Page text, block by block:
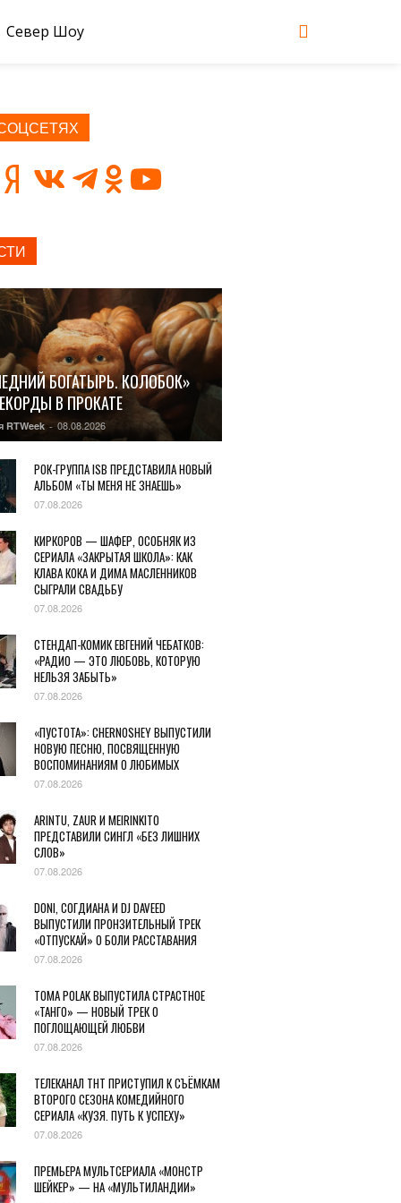
Север Шоу
БОГАТЫРЬ. КОЛОБОК»
В ПРОКАТЕ
RTWeek - 08.08.2026
РОК-ГРУППА ISB ПРЕДСТАВИЛА НОВЫЙ
АЛЬБОМ «ТЫ МЕНЯ НЕ ЗНАЕШЬ»
07.08.2026
КИРКОРОВ — ШАФЕР, ОСОБНЯК ИЗ
СЕРИАЛА «ЗАКРЫТАЯ ШКОЛА»: КАК
КЛАВА КОКА И ДИМА МАСЛЕННИКОВ
СЫГРАЛИ СВАДЬБУ
07.08.2026
СТЕНДАП-КОМИК ЕВГЕНИЙ ЧЕБАТКОВ:
«РАДИО — ЭТО ЛЮБОВЬ, КОТОРУЮ
НЕЛЬЗЯ ЗАБЫТЬ»
07.08.2026
«ПУСТОТА»: CHERNOSHEY ВЫПУСТИЛИ
НОВУЮ ПЕСНЮ, ПОСВЯЩЕННУЮ
ВОСПОМИНАНИЯМ О ЛЮБИМЫХ
07.08.2026
ARINTU, ZAUR И MEIRINKITO
ПРЕДСТАВИЛИ СИНГЛ «БЕЗ ЛИШНИХ
СЛОВ»
07.08.2026
DONI, СОГДИАНА И DJ DAVEED
ВЫПУСТИЛИ ПРОНЗИТЕЛЬНЫЙ ТРЕК
«ОТПУСКАЙ» О БОЛИ РАССТАВАНИЯ
07.08.2026
TOMA POLAK ВЫПУСТИЛА СТРАСТНОЕ
«ТАНГО» — НОВЫЙ ТРЕК О
ПОГЛОЩАЮЩЕЙ ЛЮБВИ
07.08.2026
ТЕЛЕКАНАЛ ТНТ ПРИСТУПИЛ К СЪЁМКАМ
ВТОРОГО СЕЗОНА КОМЕДИЙНОГО
СЕРИАЛА «КУЗЯ. ПУТЬ К УСПЕХУ»
07.08.2026
ПРЕМЬЕРА МУЛЬТСЕРИАЛА «МОНСТР
ШЕЙКЕР» — НА «МУЛЬТИЛАНДИИ»